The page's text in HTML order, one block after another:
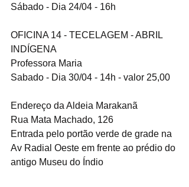
Sábado - Dia 24/04 - 16h
OFICINA 14 - TECELAGEM - ABRIL
INDÍGENA
Professora Maria
Sabado - Dia 30/04 - 14h - valor 25,00
Endereço da Aldeia Marakanã
Rua Mata Machado, 126
Entrada pelo portão verde de grade na
Av Radial Oeste em frente ao prédio do
antigo Museu do Índio